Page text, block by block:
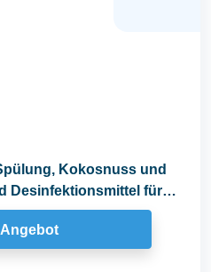
Kokosnuss und
Desinfektionsmittel für